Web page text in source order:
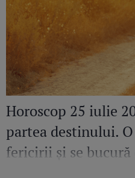
Horoscop 25 iulie
partea destinului.
fericirii și se